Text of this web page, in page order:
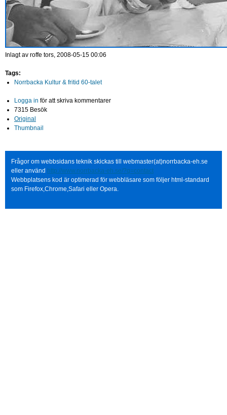
Inlagt av roffe tors, 2008-05-15 00:06
Tags:
Norrbacka Kultur & fritid 60-talet
Logga in för att skriva kommentarer
7315 Besök
Original
Thumbnail
Frågor om webbsidans teknik skickas till webmaster(at)norrbacka-eh.se
eller använd http://www.norrbacka-eh.se/?q=contact
Webbplatsens kod är optimerad för webbläsare som följer html-standard
som Firefox,Chrome,Safari eller Opera.